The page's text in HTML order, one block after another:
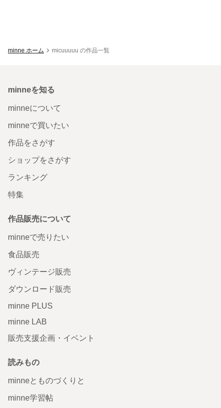
minne ホーム micuuuuu の作品一覧
minneを知る
minneについて
minneで買いたい
作品をさがす
ショップをさがす
ランキング
特集
作品販売について
minneで売りたい
食品販売
ヴィンテージ販売
ダウンロード販売
minne PLUS
minne LAB
販売支援企画・イベント
読みもの
minneとものづくりと
minne学習帖